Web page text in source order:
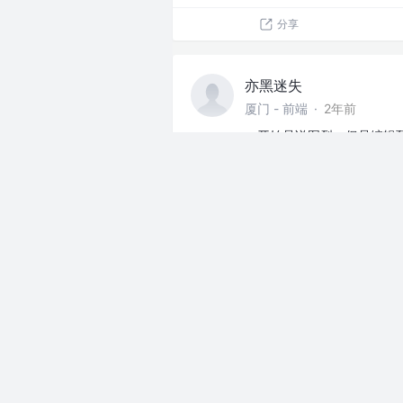
分享
亦黑迷失
厦门 - 前端 · 2年前
一开始是说图裂，但是编